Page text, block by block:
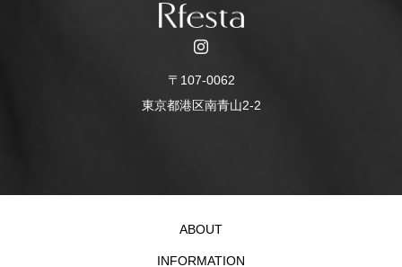
〒107-0062
東京都港区南青山2-2
ABOUT
INFORMATION